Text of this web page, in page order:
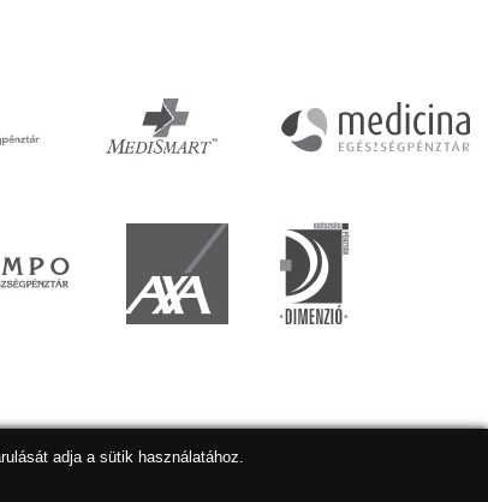
adja a sütik használatához.